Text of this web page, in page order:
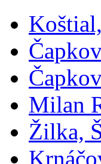
Milan
Žilka,